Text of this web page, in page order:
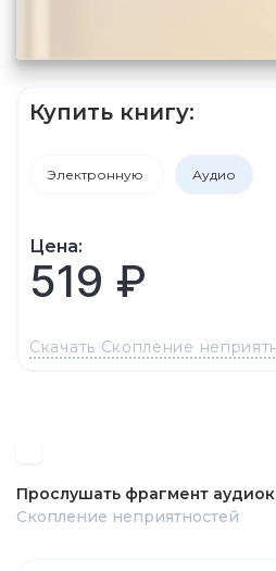
Купить книгу:
Электронную Аудио
Цена:
519 ₽
Скачать Скопление
Прослушать фрагмент
Скопление неприятностей